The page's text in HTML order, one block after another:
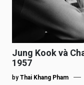
Jung Kook và
1957
by Thai Khang Pham